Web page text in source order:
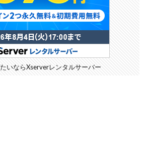
いならXserverレンタルサーバー